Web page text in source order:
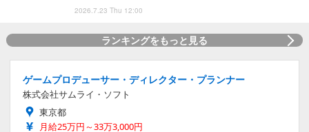
2026.7.23 Thu 12:00
ランキングをもっと見る
ゲームプロデューサー・ディレクター・プランナー
株式会社サムライ・ソフト
東京都
月給25万円～33万3,000円